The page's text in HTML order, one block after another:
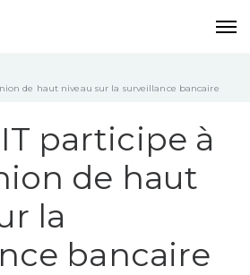
de haut niveau sur la surveillance bancaire
participe à
de haut
la
bancaire